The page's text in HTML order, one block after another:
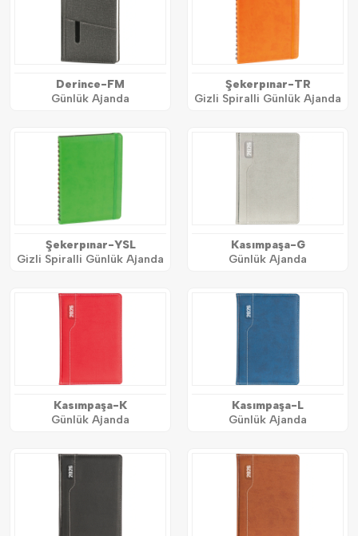
Derince-FM
Günlük Ajanda
Şekerpınar-TR
Gizli Spiralli Günlük Ajanda
Şekerpınar-YSL
Gizli Spiralli Günlük Ajanda
Kasımpaşa-G
Günlük Ajanda
Kasımpaşa-K
Günlük Ajanda
Kasımpaşa-L
Günlük Ajanda